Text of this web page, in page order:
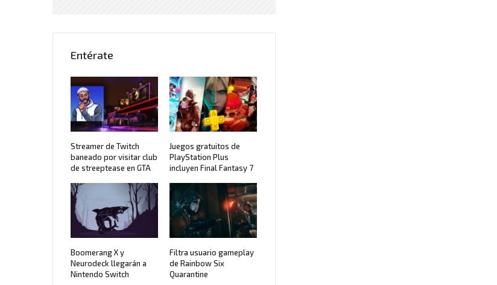
Entérate
Streamer de Twitch
baneado por visitar club
de streeptease en GTA
Juegos gratuitos de
PlayStation Plus
incluyen Final Fantasy 7
Boomerang X y
Neurodeck llegarán a
Nintendo Switch
Filtra usuario gameplay
de Rainbow Six
Quarantine